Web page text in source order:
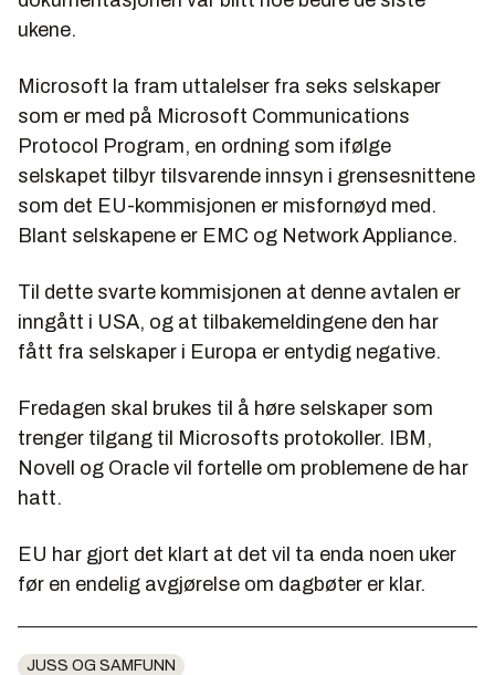
ukene.
Microsoft la fram uttalelser fra seks selskaper
som er med på Microsoft Communications
Protocol Program, en ordning som ifølge
selskapet tilbyr tilsvarende innsyn i grensesnittene
som det EU-kommisjonen er misfornøyd med.
Blant selskapene er EMC og Network Appliance.
Til dette svarte kommisjonen at denne avtalen er
inngått i USA, og at tilbakemeldingene den har
fått fra selskaper i Europa er entydig negative.
Fredagen skal brukes til å høre selskaper som
trenger tilgang til Microsofts protokoller. IBM,
Novell og Oracle vil fortelle om problemene de har
hatt.
EU har gjort det klart at det vil ta enda noen uker
før en endelig avgjørelse om dagbøter er klar.
JUSS OG SAMFUNN